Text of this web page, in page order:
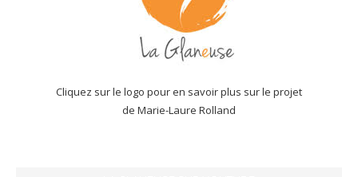
Cliquez sur le logo pour en savoir plus sur le projet
de Marie-Laure Rolland